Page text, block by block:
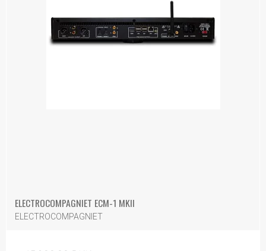
ELECTROCOMPAGNIET ECM-1 MKII
ELECTROCOMPAGNIET